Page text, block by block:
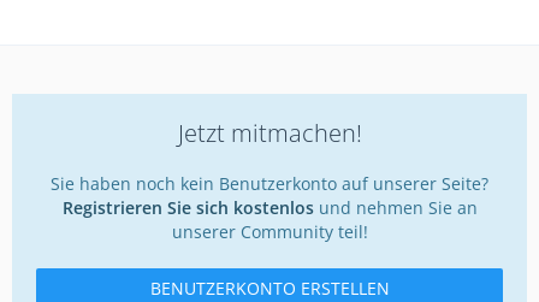
Jetzt mitmachen!
Sie haben noch kein Benutzerkonto auf unserer Seite?
Registrieren Sie sich kostenlosund nehmen Sie an
unserer Community teil!
BENUTZERKONTO ERSTELLEN